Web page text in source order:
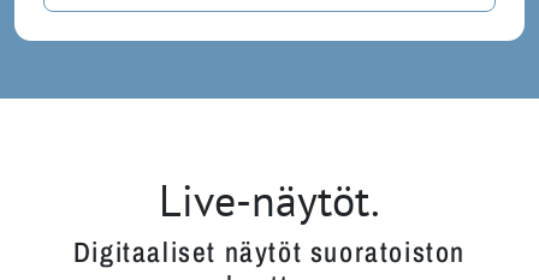
Live-näytöt.
Digitaaliset näytöt suoratoiston